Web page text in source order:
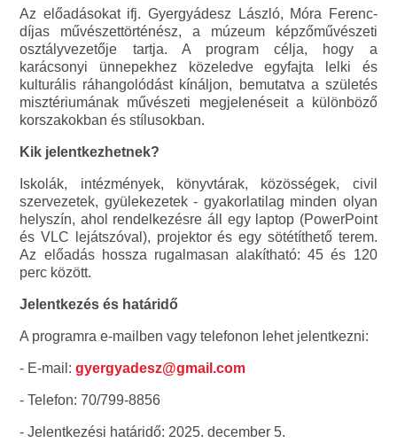
Az előadásokat ifj. Gyergyádesz László, Móra Ferenc-
díjas művészettörténész, a múzeum képzőművészeti
osztályvezetője tartja. A program célja, hogy a
karácsonyi ünnepekhez közeledve egyfajta lelki és
kulturális ráhangolódást kínáljon, bemutatva a születés
misztériumának művészeti megjelenéseit a különböző
korszakokban és stílusokban.
Kik jelentkezhetnek?
Iskolák, intézmények, könyvtárak, közösségek, civil
szervezetek, gyülekezetek - gyakorlatilag minden olyan
helyszín, ahol rendelkezésre áll egy laptop (PowerPoint
és VLC lejátszóval), projektor és egy sötétíthető terem.
Az előadás hossza rugalmasan alakítható: 45 és 120
perc között.
Jelentkezés és határidő
A programra e-mailben vagy telefonon lehet jelentkezni:
- E-mail:gyergyadesz@gmail.com
- Telefon: 70/799-8856
- Jelentkezési határidő: 2025. december 5.